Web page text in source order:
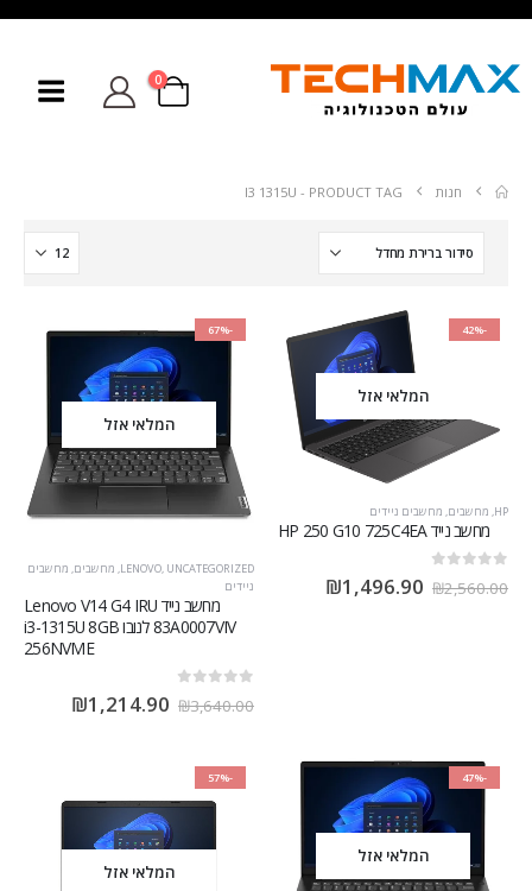
0
חנות PRODUCT TAG -
I3 1315U
-42%
המלאי אזל
HP מחשבים מחשבים ניידים
מחשב נייד HP 250 G10 725C4EA
₪2,560.00
₪1,496.90
-67%
המלאי אזל
LENOVO, UNCATEGORIZED
, מחשבים, מחשבים
ניידים
מחשב נייד Lenovo V14 G4 IRU
83A0007VIV לנובו i3-1315U 8GB
256NVME
₪3,640.00
₪1,214.90
-47%
המלאי אזל
-57%
המלאי אזל